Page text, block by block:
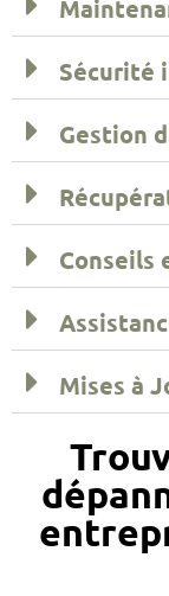
Sécurité
Gestion
Conseils
Mises à